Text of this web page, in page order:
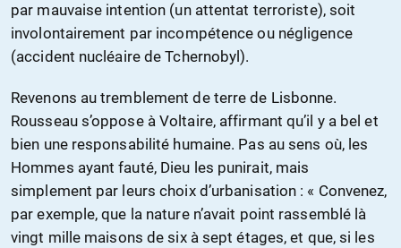
par mauvaise intention (un attentat terroriste), soit
involontairement par incompétence ou négligence
(accident nucléaire de Tchernobyl).
Revenons au tremblement de terre de Lisbonne.
Rousseau s’oppose à Voltaire, affirmant qu’il y a bel et
bien une responsabilité humaine. Pas au sens où, les
Hommes ayant fauté, Dieu les punirait, mais
simplement par leurs choix d’urbanisation : « Convenez,
par exemple, que la nature n’avait point rassemblé là
vingt mille maisons de six à sept étages, et que, si les